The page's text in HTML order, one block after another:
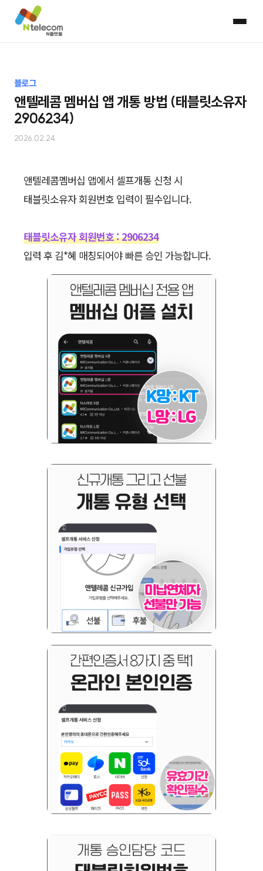
블로그
앤텔레콤 멤버십 앱 개통 방법 (태블릿소유자
2906234)
2026.02.24
앤텔레콤멤버십 앱에서 셀프개통 신청 시
태블릿소유자 회원번호 입력이 필수입니다.
태블릿소유자 회원번호 : 2906234
입력 후 김*혜 매칭되어야 빠른 승인 가능합니다.